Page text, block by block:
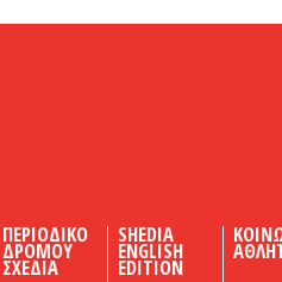
ΠΕΡΙΟΔΙΚΟ
ΔΡΟΜΟΥ
ΣΧΕΔΙΑ
SHEDIA
ENGLISH
EDITION